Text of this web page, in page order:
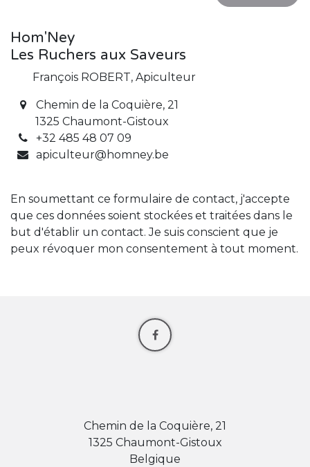
Hom'Ney
Les Ruchers aux Saveurs
François ROBERT, Apiculteur
Chemin de la Coquière, 21
1325 Chaumont-Gistoux
+32 485 48 07 09
apiculteur@homney.be
En soumettant ce formulaire de contact, j'accepte
que ces données soient stockées et traitées dans le
but d'établir un contact. Je suis conscient que je
peux révoquer mon consentement à tout moment.
Chemin de la Coquière, 21
1325 Chaumont-Gistoux
Belgique